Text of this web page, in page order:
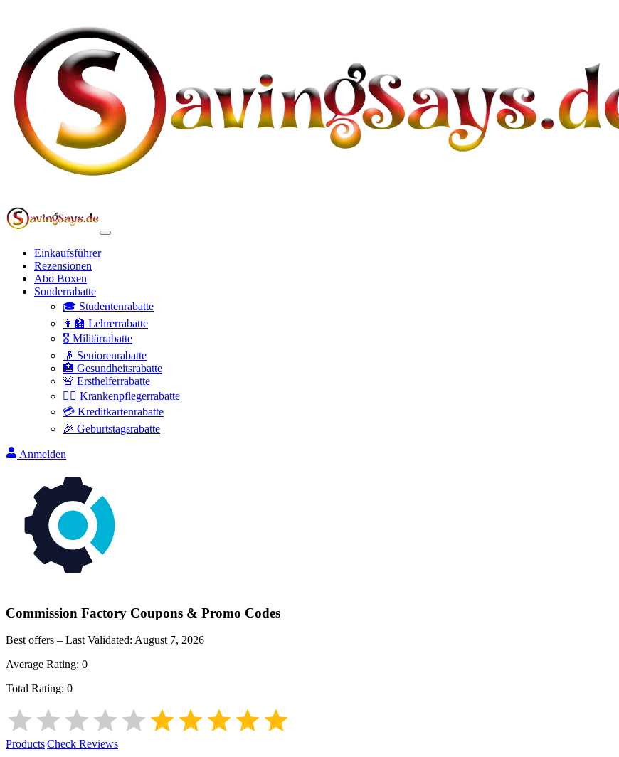
Einkaufsführer
Rezensionen
Abo Boxen
Sonderrabatte
🎓 Studentenrabatte
👩‍🏫 Lehrerrabatte
🎖️ Militärrabatte
👴 Seniorenrabatte
🏥 Gesundheitsrabatte
🚨 Ersthelferrabatte
👩‍⚕️ Krankenpflegerrabatte
💳 Kreditkartenrabatte
🎉 Geburtstagsrabatte
Anmelden
Commission Factory Coupons & Promo Codes
Best offers – Last Validated: August 7, 2026
Average Rating: 0
Total Rating: 0
Products|Check Reviews